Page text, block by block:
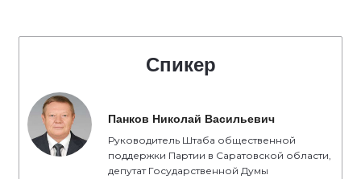
Спикер
Панков Николай Васильевич
Руководитель Штаба общественной
поддержки Партии в Саратовской области,
депутат Государственной Думы